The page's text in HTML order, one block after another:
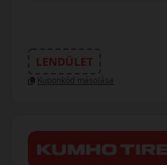
LENDÜLET
Kuponkód másolása